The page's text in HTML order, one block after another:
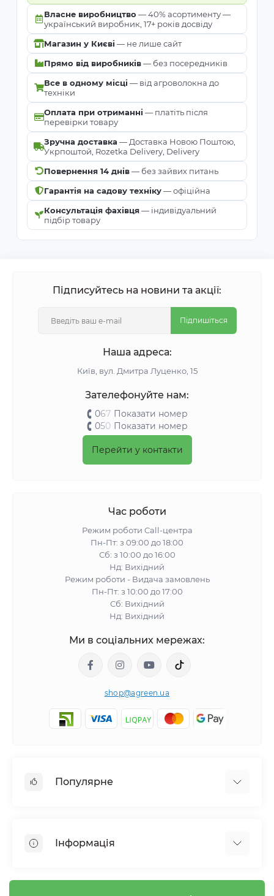
Власне виробництво — 40% асортименту —
український виробник, 17+ років досвіду
Магазин у Києві— не лише сайт
Прямо від виробників— без посередників
Все в одному місці— від агроволокна до
техніки
Оплата при отриманні— платіть після
перевірки товару
Зручна доставка — Доставка Новою Поштою,
Укрпоштой, Rozetka Delivery, Delivery
Повернення 14 днів— без зайвих питань
Гарантія на садову техніку— офіційна
Консультація фахівця— індивідуальний
підбір товару
Підписуйтесь на новини та акції:
Підпишіться
Наша адреса:
Київ, вул. Дмитра Луценко, 15
Зателефонуйте нам:
067 Показати номер
050 Показати номер
Перейти у контакти
Час роботи
Режим роботи Call-центра
Пн-Пт: з 09:00 до 18:00
Сб: з 10:00 до 16:00
Нд: Вихідний
Режим роботи - Видача замовлень
Пн-Пт: з 10:00 до 17:00
Сб: Вихідний
Нд: Вихідний
Ми в соціальних мережах:
shop@agreen.ua
Популярне
Сітка шпалерна
Сітка затіняюча
Інформація